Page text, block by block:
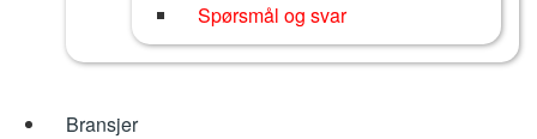
Spørsmål og svar
Bransjer